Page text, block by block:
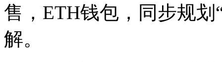
售，ETH钱包，同步规
解。